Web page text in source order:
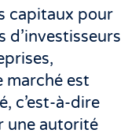
capitaux pour
d’investisseurs
marché est
c’est-à-dire
une autorité